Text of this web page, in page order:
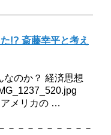
!? 斎藤幸平と考え
なのか？ 経済思想
アメリカの …
－－－－－－－－－